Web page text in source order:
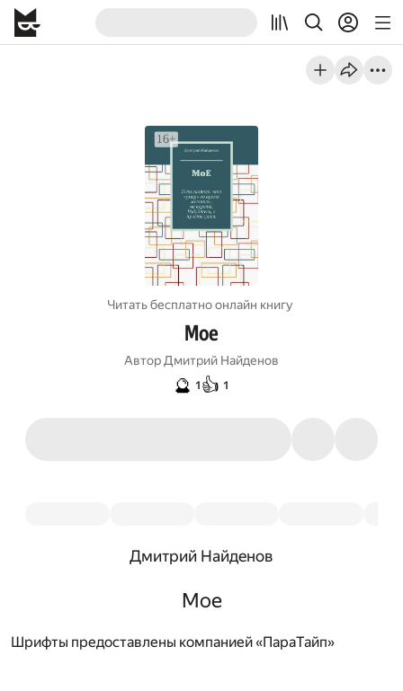
Читать бесплатно онлайн книгу
Мое
Автор Дмитрий Найденов
🔮 1 👍 1
Дмитрий Найденов
Мое
Шрифты предоставлены компанией «ПараТайп»